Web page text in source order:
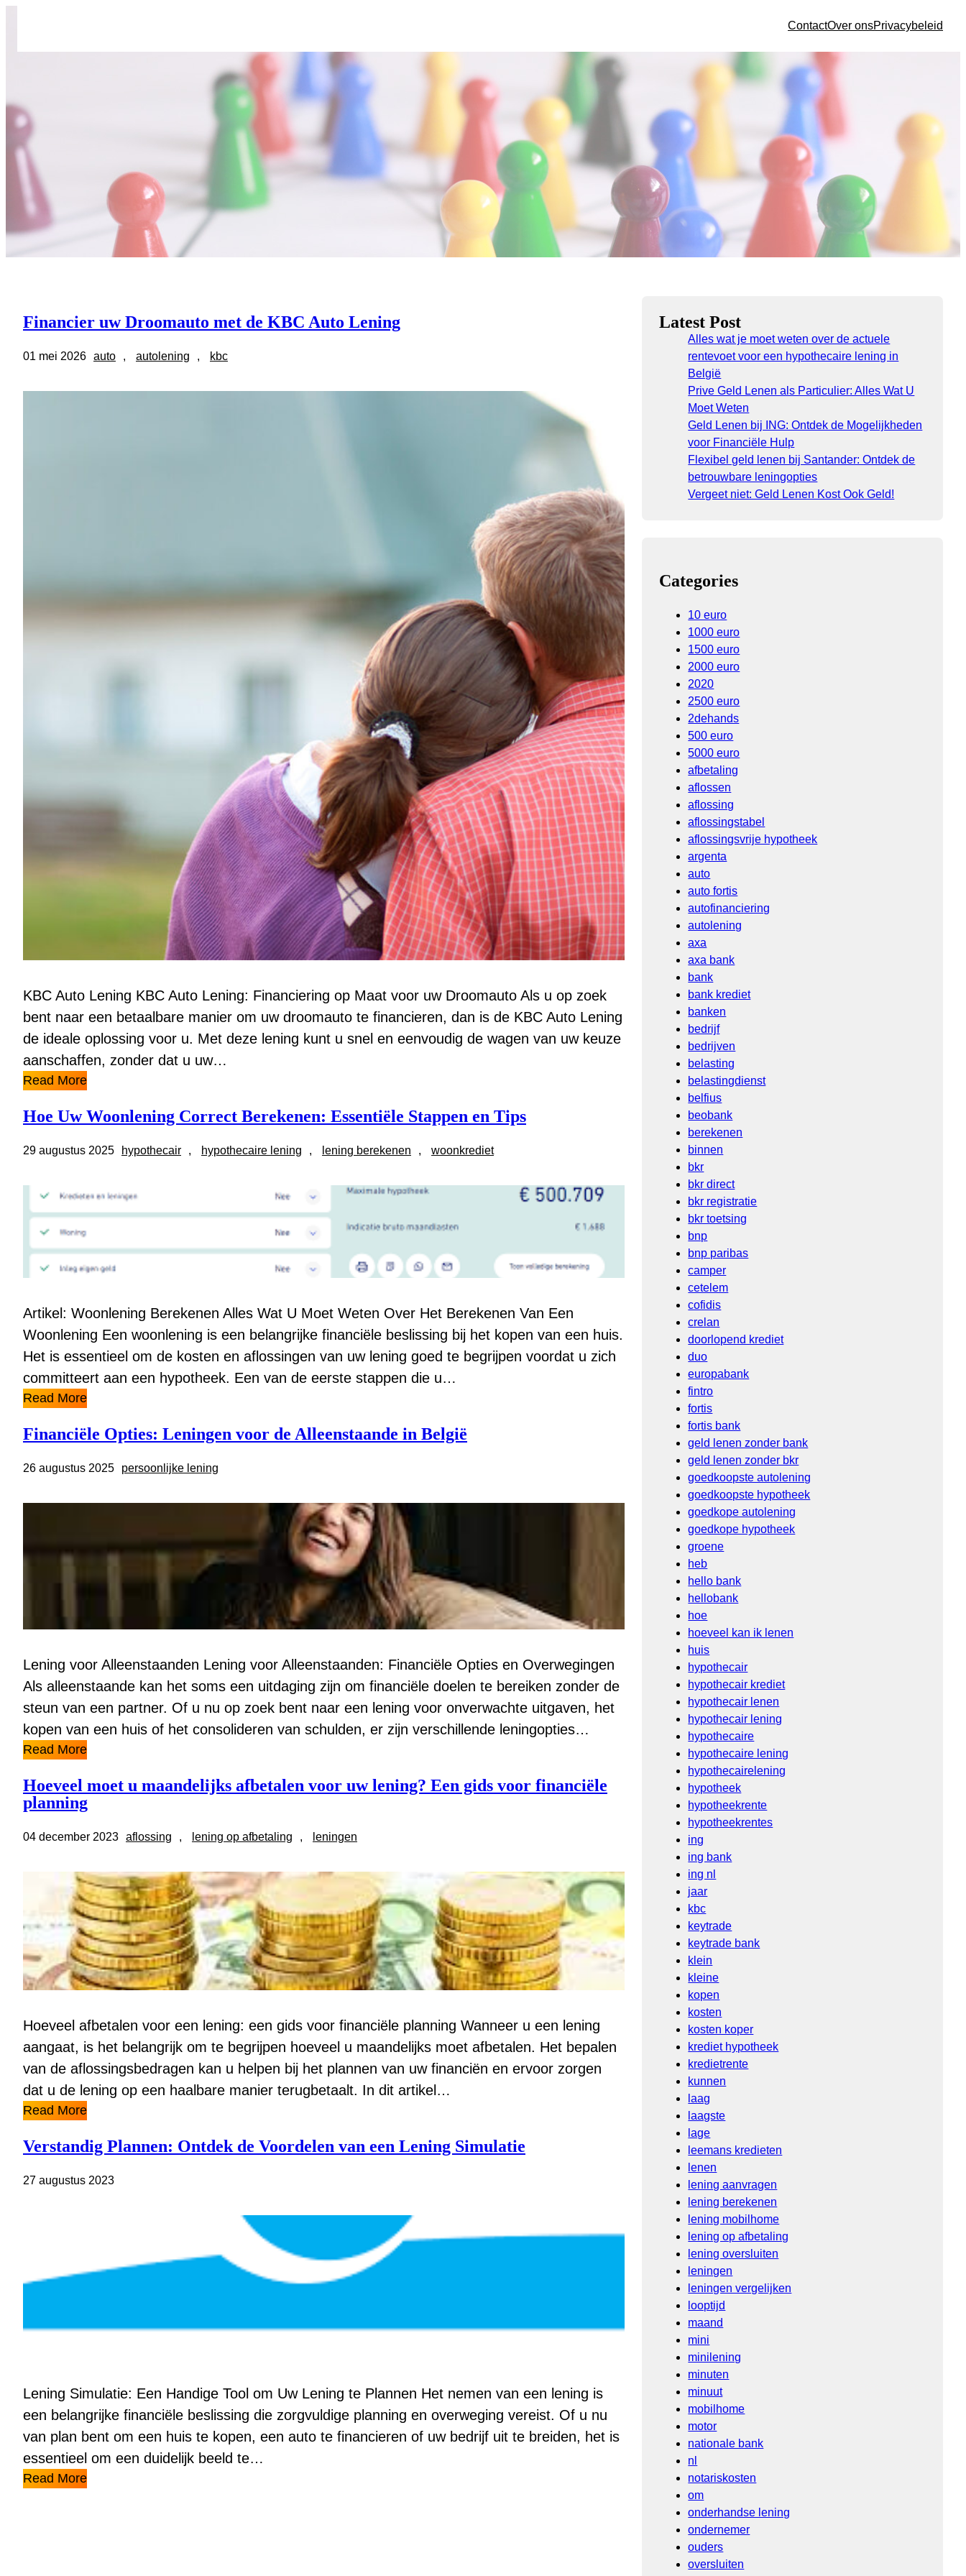
ContactOver onsPrivacybeleid
Financier uw Droomauto met de KBC Auto Lening
01 mei 2026 auto , autolening , kbc
KBC Auto Lening KBC Auto Lening: Financiering op Maat voor uw Droomauto Als u op zoek
bent naar een betaalbare manier om uw droomauto te financieren, dan is de KBC Auto Lening
de ideale oplossing voor u. Met deze lening kunt u snel en eenvoudig de wagen van uw keuze
aanschaffen, zonder dat u uw…
Read More
Hoe Uw Woonlening Correct Berekenen: Essentiële Stappen en Tips
29 augustus 2025 hypothecair , hypothecaire lening , lening berekenen , woonkrediet
Artikel: Woonlening Berekenen Alles Wat U Moet Weten Over Het Berekenen Van Een
Woonlening Een woonlening is een belangrijke financiële beslissing bij het kopen van een huis.
Het is essentieel om de kosten en aflossingen van uw lening goed te begrijpen voordat u zich
committeert aan een hypotheek. Een van de eerste stappen die u…
Read More
Financiële Opties: Leningen voor de Alleenstaande in België
26 augustus 2025 persoonlijke lening
Lening voor Alleenstaanden Lening voor Alleenstaanden: Financiële Opties en Overwegingen
Als alleenstaande kan het soms een uitdaging zijn om financiële doelen te bereiken zonder de
steun van een partner. Of u nu op zoek bent naar een lening voor onverwachte uitgaven, het
kopen van een huis of het consolideren van schulden, er zijn verschillende leningopties…
Read More
Hoeveel moet u maandelijks afbetalen voor uw lening? Een gids voor financiële
planning
04 december 2023 aflossing , lening op afbetaling , leningen
Hoeveel afbetalen voor een lening: een gids voor financiële planning Wanneer u een lening
aangaat, is het belangrijk om te begrijpen hoeveel u maandelijks moet afbetalen. Het bepalen
van de aflossingsbedragen kan u helpen bij het plannen van uw financiën en ervoor zorgen
dat u de lening op een haalbare manier terugbetaalt. In dit artikel…
Read More
Verstandig Plannen: Ontdek de Voordelen van een Lening Simulatie
27 augustus 2023
Lening Simulatie: Een Handige Tool om Uw Lening te Plannen Het nemen van een lening is
een belangrijke financiële beslissing die zorgvuldige planning en overweging vereist. Of u nu
van plan bent om een huis te kopen, een auto te financieren of uw bedrijf uit te breiden, het is
essentieel om een duidelijk beeld te…
Read More
Latest Post
Alles wat je moet weten over de actuele
rentevoet voor een hypothecaire lening in
België
Prive Geld Lenen als Particulier: Alles Wat U
Moet Weten
Geld Lenen bij ING: Ontdek de Mogelijkheden
voor Financiële Hulp
Flexibel geld lenen bij Santander: Ontdek de
betrouwbare leningopties
Vergeet niet: Geld Lenen Kost Ook Geld!
Categories
10 euro
1000 euro
1500 euro
2000 euro
2020
2500 euro
2dehands
500 euro
5000 euro
afbetaling
aflossen
aflossing
aflossingstabel
aflossingsvrije hypotheek
argenta
auto
auto fortis
autofinanciering
autolening
axa
axa bank
bank
bank krediet
banken
bedrijf
bedrijven
belasting
belastingdienst
belfius
beobank
berekenen
binnen
bkr
bkr direct
bkr registratie
bkr toetsing
bnp
bnp paribas
camper
cetelem
cofidis
crelan
doorlopend krediet
duo
europabank
fintro
fortis
fortis bank
geld lenen zonder bank
geld lenen zonder bkr
goedkoopste autolening
goedkoopste hypotheek
goedkope autolening
goedkope hypotheek
groene
heb
hello bank
hellobank
hoe
hoeveel kan ik lenen
huis
hypothecair
hypothecair krediet
hypothecair lenen
hypothecair lening
hypothecaire
hypothecaire lening
hypothecairelening
hypotheek
hypotheekrente
hypotheekrentes
ing
ing bank
ing nl
jaar
kbc
keytrade
keytrade bank
klein
kleine
kopen
kosten
kosten koper
krediet hypotheek
kredietrente
kunnen
laag
laagste
lage
leemans kredieten
lenen
lening aanvragen
lening berekenen
lening mobilhome
lening op afbetaling
lening oversluiten
leningen
leningen vergelijken
looptijd
maand
mini
minilening
minuten
minuut
mobilhome
motor
nationale bank
nl
notariskosten
om
onderhandse lening
ondernemer
ouders
oversluiten